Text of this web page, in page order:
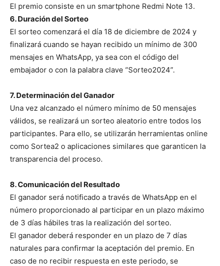
El premio consiste en un smartphone Redmi Note 13.
6. Duración del Sorteo
El sorteo comenzará el día 18 de diciembre de 2024 y
finalizará cuando se hayan recibido un mínimo de 300
mensajes en WhatsApp, ya sea con el código del
embajador o con la palabra clave “Sorteo2024”.
7. Determinación del Ganador
Una vez alcanzado el número mínimo de 50 mensajes
válidos, se realizará un sorteo aleatorio entre todos los
participantes. Para ello, se utilizarán herramientas online
como Sortea2 o aplicaciones similares que garanticen la
transparencia del proceso.
8. Comunicación del Resultado
El ganador será notificado a través de WhatsApp en el
número proporcionado al participar en un plazo máximo
de 3 días hábiles tras la realización del sorteo.
El ganador deberá responder en un plazo de 7 días
naturales para confirmar la aceptación del premio. En
caso de no recibir respuesta en este periodo, se